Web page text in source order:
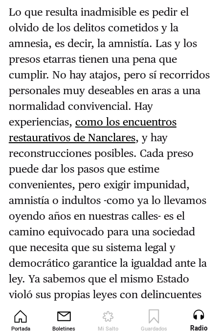
Portada Boletines Mi Salto Guardados Revista
Lo que resulta inadmisible es pedir el
olvido de los delitos cometidos y la
amnesia, es decir, la amnistía. Las y los
presos etarras tienen una pena que
cumplir. No hay atajos, pero sí recorridos
personales muy deseables en aras a una
normalidad convivencial. Hay
experiencias, como los encuentros
restaurativos de Nanclares, y hay
reconstrucciones posibles. Cada preso
puede dar los pasos que estime
convenientes, pero exigir impunidad,
amnistía o indultos -como ya lo llevamos
oyendo años en nuestras calles- es el
camino equivocado para una sociedad
que necesita que su sistema legal y
democrático garantice la igualdad ante la
ley. Ya sabemos que el mismo Estado
violó sus propias leyes con delincuentes
que entraron y salieron de la cárcel por
medio de ilegalidades y cambalaches
Radio